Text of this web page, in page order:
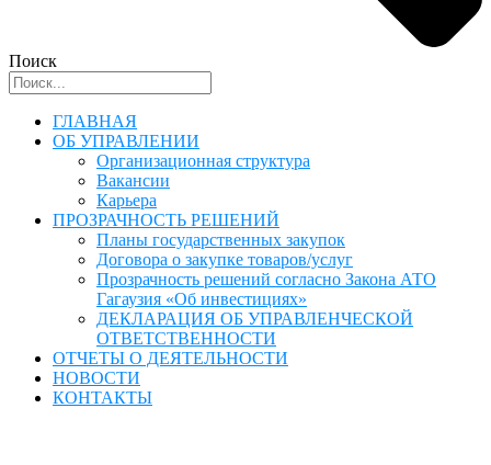
Поиск
ГЛАВНАЯ
ОБ УПРАВЛЕНИИ
Организационная структура
Вакансии
Карьера
ПРОЗРАЧНОСТЬ РЕШЕНИЙ
Планы государственных закупок
Договора о закупке товаров/услуг
Прозрачность решений согласно Закона АТО
Гагаузия «Об инвестициях»
ДЕКЛАРАЦИЯ ОБ УПРАВЛЕНЧЕСКОЙ
ОТВЕТСТВЕННОСТИ
ОТЧЕТЫ О ДЕЯТЕЛЬНОСТИ
НОВОСТИ
КОНТАКТЫ